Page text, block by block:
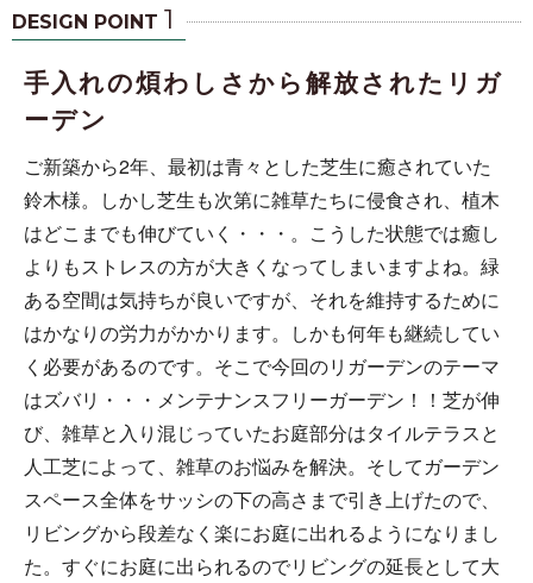
DESIGN POINT 1
手入れの煩わしさから解放されたリガ
ーデン
ご新築から2年、最初は青々とした芝生に癒されていた
鈴木様。しかし芝生も次第に雑草たちに侵食され、植木
はどこまでも伸びていく・・・。こうした状態では癒し
よりもストレスの方が大きくなってしまいますよね。緑
ある空間は気持ちが良いですが、それを維持するために
はかなりの労力がかかります。しかも何年も継続してい
く必要があるのです。そこで今回のリガーデンのテーマ
はズバリ・・・メンテナンスフリーガーデン！！芝が伸
び、雑草と入り混じっていたお庭部分はタイルテラスと
人工芝によって、雑草のお悩みを解決。そしてガーデン
スペース全体をサッシの下の高さまで引き上げたので、
リビングから段差なく楽にお庭に出れるようになりまし
た。すぐにお庭に出られるのでリビングの延長として大